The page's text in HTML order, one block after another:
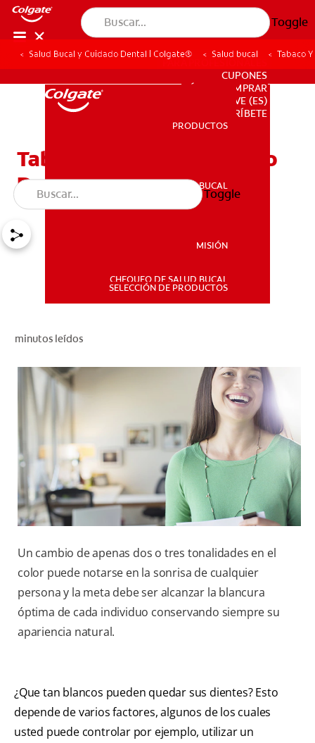
Toggle
PRODUCTOS
SALUD BUCAL
PARA PROFESIONALES
CUPONES
DÓNDE COMPRAR
VE (ES)
PARA PROFESIONALES
CUPONES
DÓNDE COMPRAR
VE (ES)
SUSCRÍBETE
PRODUCTOS
SALUD BUCAL
MISIÓN
CHEQUEO DE SALUD BUCAL
SELECCIÓN DE PRODUCTOS
Toggle
Salud Bucal y Cuidado Dental | Colgate® Salud bucal Tabaco
Tabaco Y Blanqueamiento
Dental
minutos leídos
Un cambio de apenas dos o tres tonalidades en el
color puede notarse en la sonrisa de cualquier
persona y la meta debe ser alcanzar la blancura
óptima de cada individuo conservando siempre su
apariencia natural.
¿Que tan blancos pueden quedar sus dientes? Esto
depende de varios factores, algunos de los cuales
usted puede controlar por ejemplo, utilizar un